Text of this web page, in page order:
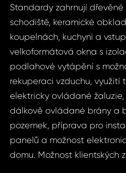
Standardy zahrnují
schodiště, keramické
koupelnách, kuchyni a
velkoformátová okna s
podlahové vytápění s
rekuperaci vzduchu,
elektricky ovládané
dálkově ovládané brány a
pozemek, příprava pro
panelů a možnost
domu. Možnost klientských